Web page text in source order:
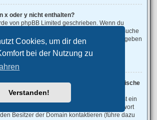
Cookies, um dir den
bei der Nutzung zu
Verstanden!
x oder y nicht enthalten?
von phpBB Limited geschrieben. Wenn du
implementiert werden sollte, dann besuche
deine Stimme für bestehende Vorschläge abgeben
vorschlagen kannst.
wenden, falls es Beschwerden oder juristische
Forum gibt?
der auf der „Das Team“-Seite aufgeführt ist, ist ein
für deine Beschwerde. Wenn du so keine Antwort
Besitzer der Domain kontaktieren (führe dazu